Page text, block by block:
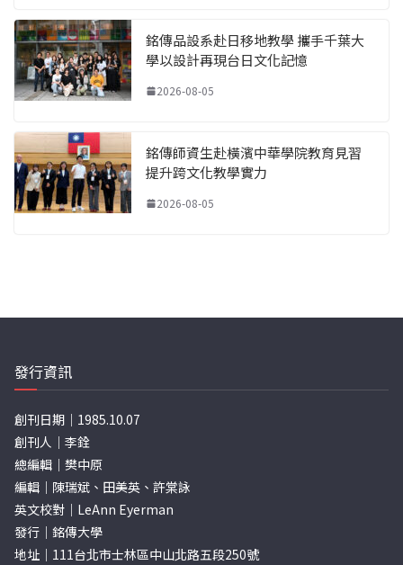
銘傳品設系赴日移地教學 攜手千葉大
學以設計再現台日文化記憶
2026-08-05
銘傳師資生赴橫濱中華學院教育見習
提升跨文化教學實力
2026-08-05
發行資訊
創刊日期｜1985.10.07
創刊人｜李銓
總編輯｜樊中原
編輯｜陳瑞斌、田美英、許棠詠
英文校對｜LeAnn Eyerman
發行｜銘傳大學
地址｜111台北市士林區中山北路五段250號